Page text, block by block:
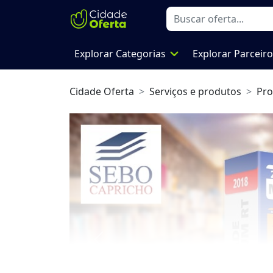
Explorar Categorias expand_more Explorar
Cidade Oferta Serviços e produtos